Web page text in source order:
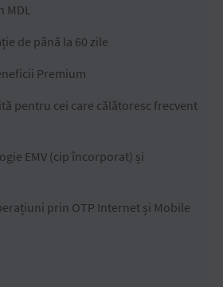
MDL
de până la 60 zile
Premium
pentru cei care călătoresc frecvent
EMV (cip încorporat) și
prin OTP Internet și Mobile